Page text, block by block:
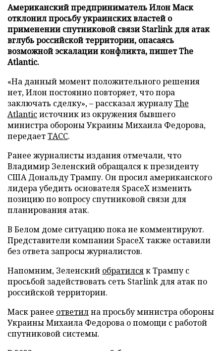
Американский предприниматель Илон Маск
отклонил просьбу украинских властей о
применении спутниковой связи Starlink для атак
вглубь российской территории, опасаясь
возможной эскалации конфликта, пишет The
Atlantic.
«На данный момент положительного решения
нет, Илон постоянно повторяет, что пора
заключать сделку», – рассказал журналуThe
Atlanticисточник из окружения бывшего
министра обороны Украины Михаила Федорова,
передаетТАСС.
Ранее журналисты издания отмечали, что
Владимир Зеленский обращался к президенту
США Дональду Трампу. Он просил американского
лидера убедить основателя SpaceX изменить
позицию по вопросу спутниковой связи для
планирования атак.
В Белом доме ситуацию пока не комментируют.
Представители компании SpaceX также оставили
без ответа запросы журналистов.
Напомним, Зеленский обратилсяк Трампу с
просьбой задействовать сеть Starlink для атак по
российской территории.
Маск ранее ответилна просьбу министра обороны
Украины Михаила Федорова о помощи с работой
спутниковой системы.